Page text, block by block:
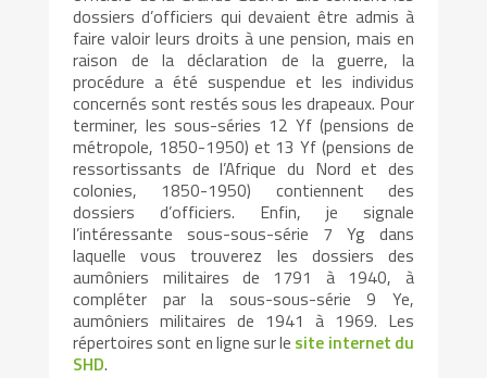
dossiers d’officiers qui devaient être admis à
faire valoir leurs droits à une pension, mais en
raison de la déclaration de la guerre, la
procédure a été suspendue et les individus
concernés sont restés sous les drapeaux. Pour
terminer, les sous-séries 12 Yf (pensions de
métropole, 1850-1950) et 13 Yf (pensions de
ressortissants de l’Afrique du Nord et des
colonies, 1850-1950) contiennent des
dossiers d’officiers. Enfin, je signale
l’intéressante sous-sous-série 7 Yg dans
laquelle vous trouverez les dossiers des
aumôniers militaires de 1791 à 1940, à
compléter par la sous-sous-série 9 Ye,
aumôniers militaires de 1941 à 1969. Les
répertoires sont en ligne sur le site internet du
SHD.